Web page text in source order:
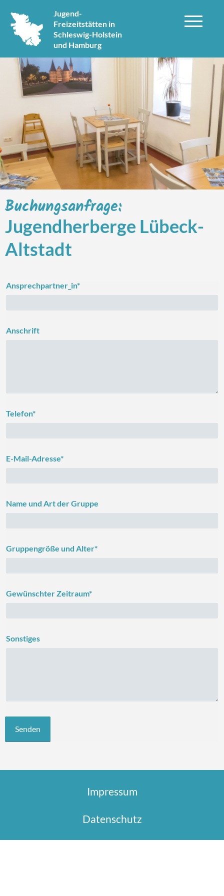
Jugend-
Freizeitstätten in
Schleswig-Holstein
und Hamburg
Buchungsanfrage:
Jugendherberge Lübeck-
Altstadt
Ansprechpartner_in*
Anschrift
Telefon*
E-Mail-Adresse*
Name und Art der Gruppe
Gruppengröße und Alter*
Gewünschter Zeitraum*
Sonstiges
Impressum
Datenschutz